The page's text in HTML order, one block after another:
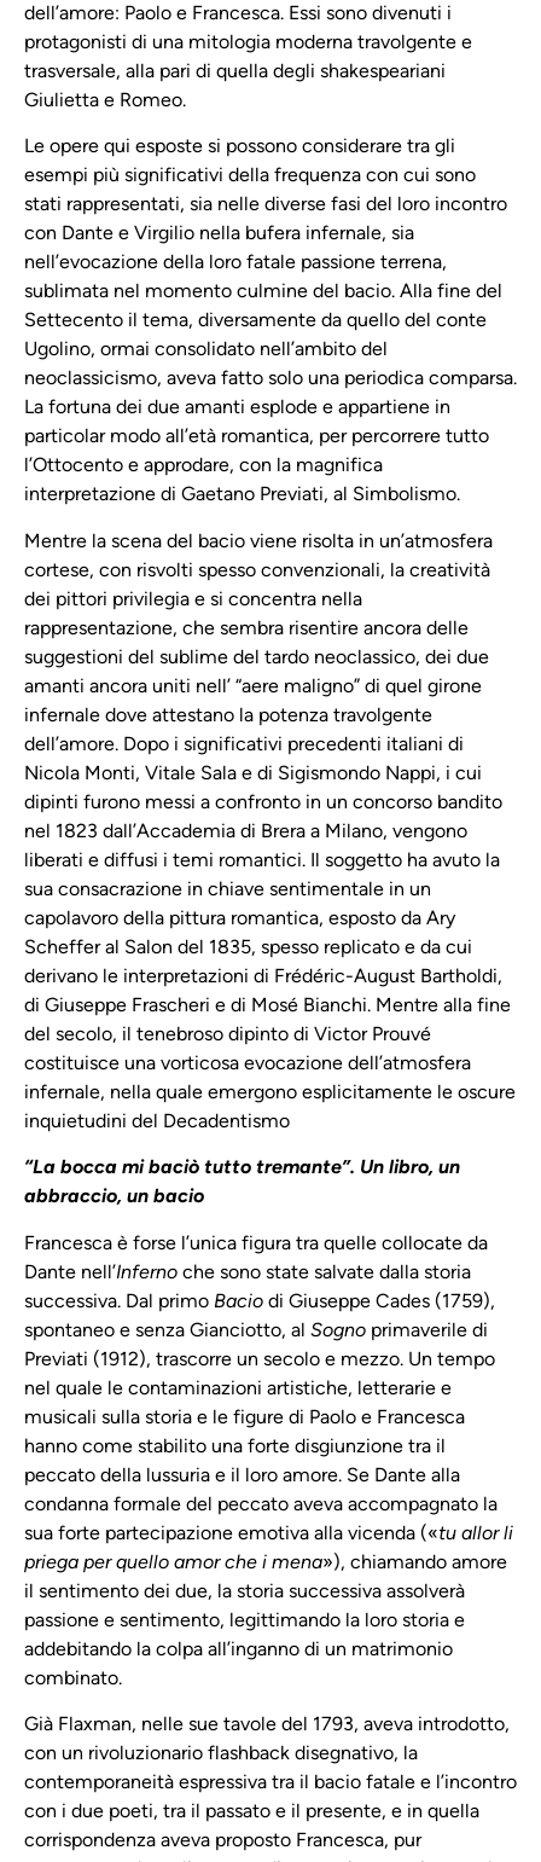
dell’amore: Paolo e Francesca. Essi sono divenuti i
protagonisti di una mitologia moderna travolgente e
trasversale, alla pari di quella degli shakespeariani
Giulietta e Romeo.
Le opere qui esposte si possono considerare tra gli
esempi più significativi della frequenza con cui sono
stati rappresentati, sia nelle diverse fasi del loro incontro
con Dante e Virgilio nella bufera infernale, sia
nell’evocazione della loro fatale passione terrena,
sublimata nel momento culmine del bacio. Alla fine del
Settecento il tema, diversamente da quello del conte
Ugolino, ormai consolidato nell’ambito del
neoclassicismo, aveva fatto solo una periodica comparsa.
La fortuna dei due amanti esplode e appartiene in
particolar modo all’età romantica, per percorrere tutto
l’Ottocento e approdare, con la magnifica
interpretazione di Gaetano Previati, al Simbolismo.
Mentre la scena del bacio viene risolta in un’atmosfera
cortese, con risvolti spesso convenzionali, la creatività
dei pittori privilegia e si concentra nella
rappresentazione, che sembra risentire ancora delle
suggestioni del sublime del tardo neoclassico, dei due
amanti ancora uniti nell’ “aere maligno” di quel girone
infernale dove attestano la potenza travolgente
dell’amore. Dopo i significativi precedenti italiani di
Nicola Monti, Vitale Sala e di Sigismondo Nappi, i cui
dipinti furono messi a confronto in un concorso bandito
nel 1823 dall’Accademia di Brera a Milano, vengono
liberati e diffusi i temi romantici. Il soggetto ha avuto la
sua consacrazione in chiave sentimentale in un
capolavoro della pittura romantica, esposto da Ary
Scheffer al Salon del 1835, spesso replicato e da cui
derivano le interpretazioni di Frédéric-August Bartholdi,
di Giuseppe Frascheri e di Mosé Bianchi. Mentre alla fine
del secolo, il tenebroso dipinto di Victor Prouvé
costituisce una vorticosa evocazione dell’atmosfera
infernale, nella quale emergono esplicitamente le oscure
inquietudini del Decadentismo
“La bocca mi baciò tutto tremante”. Un libro, un
abbraccio, un bacio
Francesca è forse l’unica figura tra quelle collocate da
Dante nell’Inferno che sono state salvate dalla storia
successiva. Dal primo Bacio di Giuseppe Cades (1759),
spontaneo e senza Gianciotto, al Sogno primaverile di
Previati (1912), trascorre un secolo e mezzo. Un tempo
nel quale le contaminazioni artistiche, letterarie e
musicali sulla storia e le figure di Paolo e Francesca
hanno come stabilito una forte disgiunzione tra il
peccato della lussuria e il loro amore. Se Dante alla
condanna formale del peccato aveva accompagnato la
sua forte partecipazione emotiva alla vicenda («tu allor li
priega per quello amor che i mena»), chiamando amore
il sentimento dei due, la storia successiva assolverà
passione e sentimento, legittimando la loro storia e
addebitando la colpa all’inganno di un matrimonio
combinato.
Già Flaxman, nelle sue tavole del 1793, aveva introdotto,
con un rivoluzionario flashback disegnativo, la
contemporaneità espressiva tra il bacio fatale e l’incontro
con i due poeti, tra il passato e il presente, e in quella
corrispondenza aveva proposto Francesca, pur